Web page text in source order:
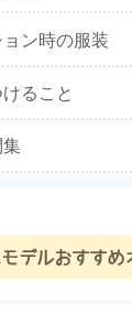
ン時の服装
ること
デルおすすめ